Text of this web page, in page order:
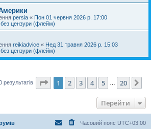
persia « Пон 01 червня 2026 р. 17:00
цензури (флейм)
reikiadvice « Нед 31 травня 2026 р. 15:03
цензури (флейм)
Сторінка 1 20
1 2 3 4 5 20
Перейти
Часовий пояс UTC+03:00